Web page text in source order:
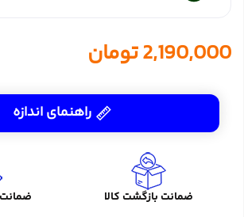
2,190,000تومان
راهنمای اندازه
ضمانت بازگشت کالا